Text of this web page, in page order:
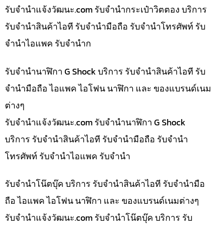
รับจํานําแจ้งวัฒนะ.com รับจำนำกระเป๋าวิตตอง บริการ
รับจำนำสินค้าไอที รับจำนำมือถือ รับจำนำโทรศัพท์ รับ
จำนำไอแพค รับจำนำก
รับจำนำนาฬิกา G Shock บริการ รับจำนำสินค้าไอที รับ
จำนำมือถือ ไอแพค ไอโฟน นาฬิกา และ ของแบรนด์เนม
ต่างๆ
รับจํานําแจ้งวัฒนะ.com รับจำนำนาฬิกา G Shock
บริการ รับจำนำสินค้าไอที รับจำนำมือถือ รับจำนำ
โทรศัพท์ รับจำนำไอแพค รับจำนำ
รับจำนำโน๊ตบุ๊ค บริการ รับจำนำสินค้าไอที รับจำนำมือ
ถือ ไอแพค ไอโฟน นาฬิกา และ ของแบรนด์เนมต่างๆ
รับจํานําแจ้งวัฒนะ.com รับจำนำโน๊ตบุ๊ค บริการ รับ